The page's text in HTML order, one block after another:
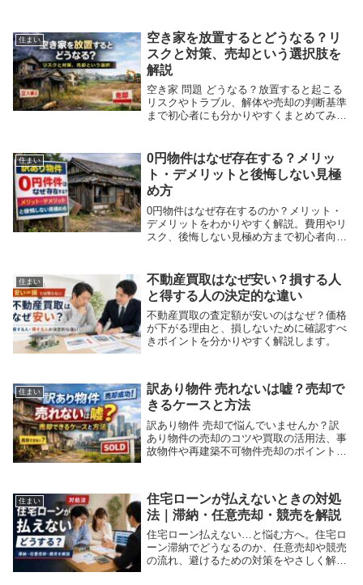
住まい
空き家を放置するとどうなる？リ
スクと対策、売却という選択肢を
解説
空き家 問題 どうなる？放置すると起こる
リスクやトラブル、解体や売却の判断基準
まで初心者にも分かりやすくまとめてみま
住まい
0円物件はなぜ存在する？メリッ
ト・デメリットと後悔しない見極
め方
0円物件はなぜ存在するのか？メリット・
デメリットをわかりやすく解説。費用やリ
スク、後悔しない見極め方まで初心者向け
住まい
不動産買取はなぜ安い？損する人
と得する人の決定的な違い
不動産買取の査定額が安いのはなぜ？価格
が下がる理由と、損しないために確認すべ
きポイントを分かりやすく解説します。
住まい
訳あり物件 売れないは嘘？売却で
きるケースと方法
訳あり物件 売却で悩んでいませんか？訳
あり物件の売却のコツや買取の活用法、事
故物件や再建築不可物件売却のポイントも
住まい
住宅ローンが払えないときの対処
法｜滞納・任意売却・競売を解説
住宅ローン払えない…と悩む方へ。住宅ロ
ーン滞納でどうなるのか、任意売却や競売
の流れ、避けるための対策をやさしく解